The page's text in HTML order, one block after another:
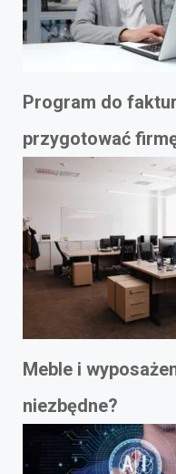
Program do
przygotować
Meble i
niezbędne?